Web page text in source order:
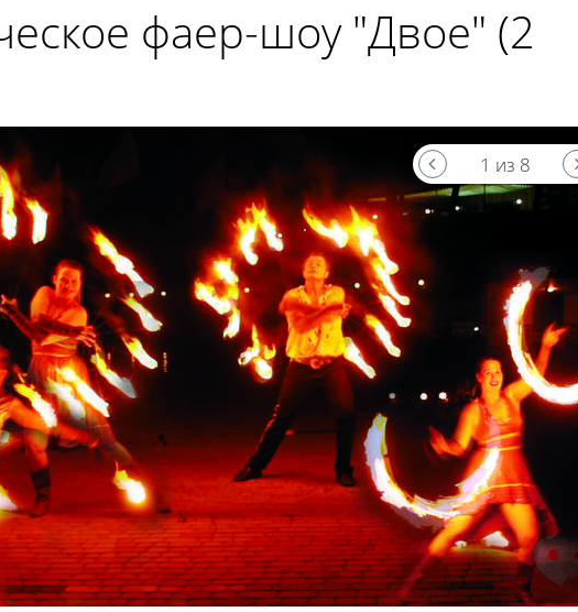
фаер-шоу "Двое" (2
1 из 8